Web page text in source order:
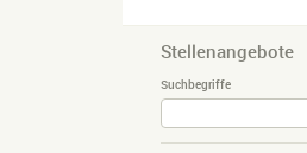
Stellenangebote
Suchbegriffe